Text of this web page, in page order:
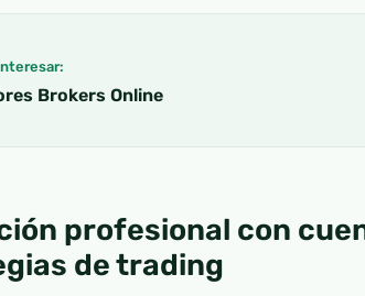
Brokers Online
profesional con
de trading